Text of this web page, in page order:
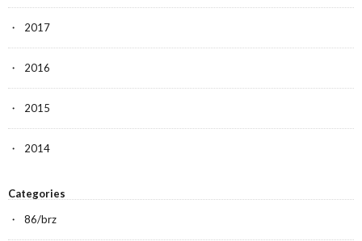
2017
2016
2015
2014
Categories
86/brz